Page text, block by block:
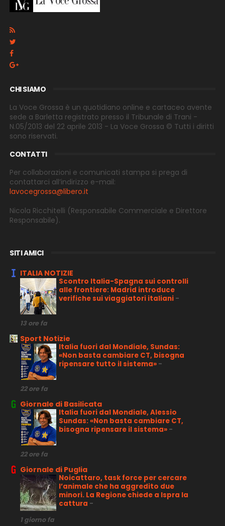
CHI SIAMO
La Voce Grossa è un quotidiano online e cartaceo avente
sede a Barletta registrato presso il Tribunale di Trani -
N.05/2013 del 22 aprile 2013 - La Voce Grossa © Tutti i diritti
sono riservati.
CONTATTI
Per collaborazioni e comunicati stampa si prega di
contattarci all’indirizzo e-mail:
lavocegrossa@libero.it
Nicola Ricchitelli (Responsabile Commerciale e Direttore
Responsabile).
SITI AMICI
ITALIA NOTIZIE
Scontro Italia-Spagna sui controlli
alle frontiere: Madrid introduce
verifiche sui viaggiatori italiani -
13 ore fa
Sport Notizie
Italia fuori dal Mondiale, Sundas:
«Non basta cambiare CT, bisogna
ripensare tutto il sistema» -
22 ore fa
Giornale di Basilicata
Italia fuori dal Mondiale, Alessio
Sundas: «Non basta cambiare CT,
bisogna ripensare il sistema» -
22 ore fa
Giornale di Puglia
Noicattaro, task force per cercare
l’animale che ha aggredito due
minori. La Regione chiede a Ispra la
cattura -
1 giorno fa